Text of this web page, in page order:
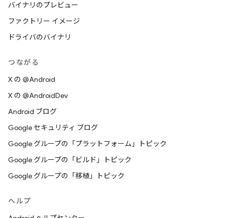
バイナリのプレビュー
ファクトリー イメージ
ドライバのバイナリ
つながる
X の @Android
X の @AndroidDev
Android ブログ
Google セキュリティ ブログ
Google グループの「プラットフォーム」トピック
Google グループの「ビルド」トピック
Google グループの「移植」トピック
ヘルプ